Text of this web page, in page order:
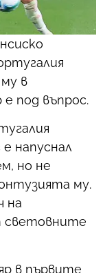
в
под въпрос.
напуснал
но не
му.
на
световните
в първите